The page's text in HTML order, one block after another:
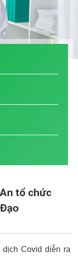
tổ chức
Covid diễn ra